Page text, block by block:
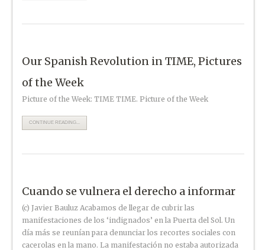
Our Spanish Revolution in TIME, Pictures
of the Week
Picture of the Week: TIME TIME. Picture of the Week
CONTINUE READING...
Cuando se vulnera el derecho a informar
(c) Javier Bauluz Acabamos de llegar de cubrir las
manifestaciones de los ‘indignados’ en la Puerta del Sol. Un
día más se reunían para denunciar los recortes sociales con
cacerolas en la mano. La manifestación no estaba autorizada